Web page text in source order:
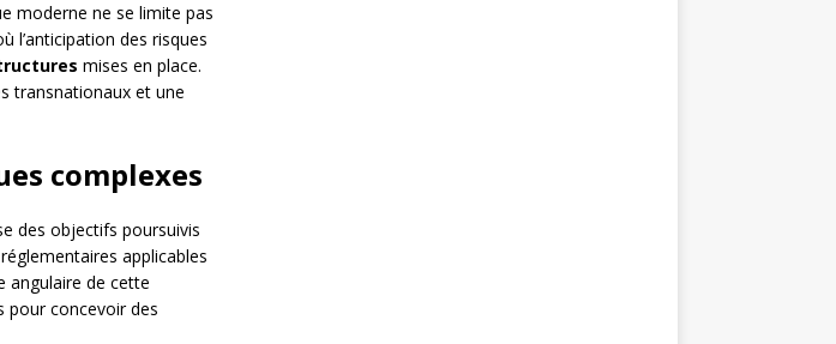
moderne ne se limite pas
l’anticipation des risques
mises en place.
transnationaux et une
complexes
des objectifs poursuivis
applicables
angulaire de cette
pour concevoir des